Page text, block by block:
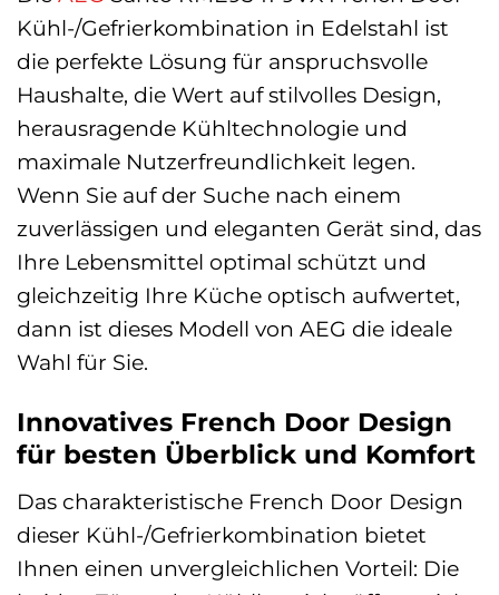
Kühl-/Gefrierkombination in Edelstahl ist
die perfekte Lösung für anspruchsvolle
Haushalte, die Wert auf stilvolles Design,
herausragende Kühltechnologie und
maximale Nutzerfreundlichkeit legen.
Wenn Sie auf der Suche nach einem
zuverlässigen und eleganten Gerät sind, das
Ihre Lebensmittel optimal schützt und
gleichzeitig Ihre Küche optisch aufwertet,
dann ist dieses Modell von AEG die ideale
Wahl für Sie.
Innovatives French Door Design
für besten Überblick und Komfort
Das charakteristische French Door Design
dieser Kühl-/Gefrierkombination bietet
Ihnen einen unvergleichlichen Vorteil: Die